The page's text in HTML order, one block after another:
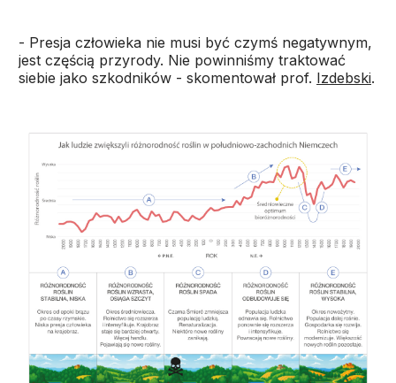
- Presja człowieka nie musi być czymś negatywnym,
jest częścią przyrody. Nie powinniśmy traktować
siebie jako szkodników - skomentował prof. Izdebski.